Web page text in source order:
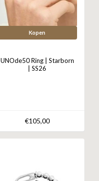
Kopen
UNOde50 Ring | Starborn
| SS26
€105,00